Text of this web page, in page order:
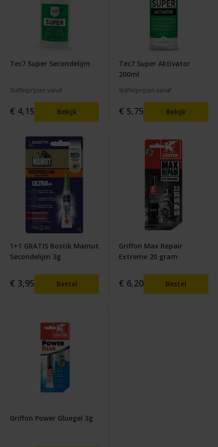
Tec7 Super Secondelijm
Staffelprijzen vanaf
€ 4,15 Bekijk
Tec7 Super Aktivator
200ml
Staffelprijzen vanaf
€ 5,75 Bekijk
1+1 GRATIS Bostik Mamut
Secondelijm 3g
€ 3,95 Bestel
Griffon Max Repair
Extreme 20 gram
€ 6,20 Bestel
Griffon Power Gluegel 3g